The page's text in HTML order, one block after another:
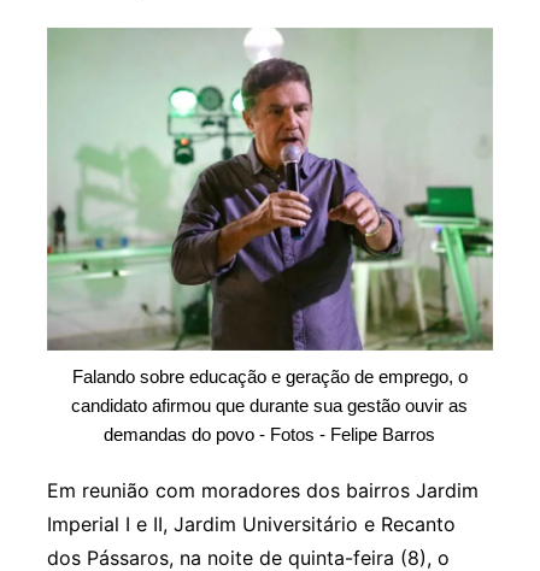
Falando sobre educação e geração de emprego, o
candidato afirmou que durante sua gestão ouvir as
demandas do povo - Fotos - Felipe Barros
Em reunião com moradores dos bairros Jardim
Imperial I e II, Jardim Universitário e Recanto
dos Pássaros, na noite de quinta-feira (8), o